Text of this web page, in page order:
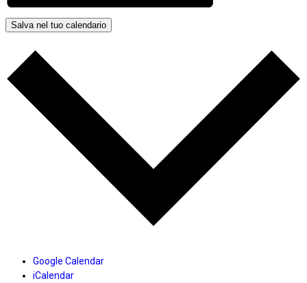
Salva nel tuo calendario
Google Calendar
iCalendar